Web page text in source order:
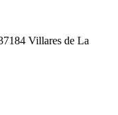
Villares de La